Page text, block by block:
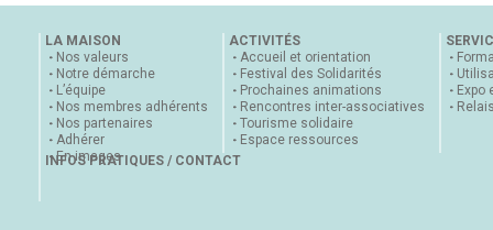
LA MAISON
Nos valeurs
Notre démarche
L’équipe
Nos membres adhérents
Nos partenaires
Adhérer
En images
ACTIVITÉS
Accueil et orientation
Festival des Solidarités
Prochaines animations
Rencontres inter-associatives
Tourisme solidaire
Espace ressources
Expo
INFOS PRATIQUES / CONTACT